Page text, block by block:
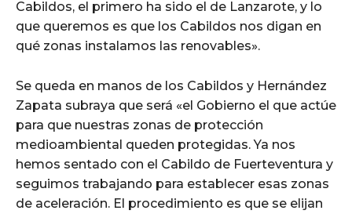
Cabildos, el primero ha sido el de Lanzarote, y lo
que queremos es que los Cabildos nos digan en
qué zonas instalamos las renovables».
Se queda en manos de los Cabildos y Hernández
Zapata subraya que será «el Gobierno el que actúe
para que nuestras zonas de protección
medioambiental queden protegidas. Ya nos
hemos sentado con el Cabildo de Fuerteventura y
seguimos trabajando para establecer esas zonas
de aceleración. El procedimiento es que se elijan